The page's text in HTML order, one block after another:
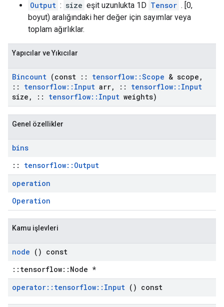
Output : size eşit uzunlukta 1D Tensor . [0,
boyut) aralığındaki her değer için sayımlar veya
toplam ağırlıklar.
Yapıcılar ve Yıkıcılar
Bincount (const :: tensorflow::Scope & scope ,
::
tensorflow:: Input arr, :: tensorflow:: Input
size , :: tensorflow:: Input weights)
Genel özellikler
bins
:: tensorflow::Output
operation
Operation
Kamu işlevleri
node () const
::tensorflow::Node *
operator:: tensorflow:: Input () const